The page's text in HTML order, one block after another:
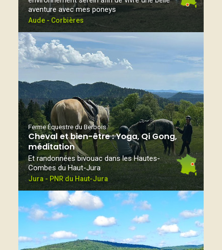
aventure avec mes poneys
Aude - Corbières
Ferme Équestre du Berbois
Cheval et bien-être : Yoga, Qi Gong,
méditation
Et randonnées bivouac dans les Hautes-
Combes du Haut-Jura
Jura - PNR du Haut-Jura